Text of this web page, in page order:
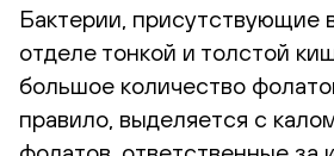
Бактерии, присутствующие
отделе тонкой и толстой
большое количество
правило, выделяется с